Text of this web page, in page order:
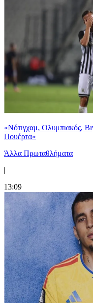
«Νότιγχαμ, Ολυμπιακός,
Πουέρτα»
Άλλα Πρωταθλήματα
|
13:09